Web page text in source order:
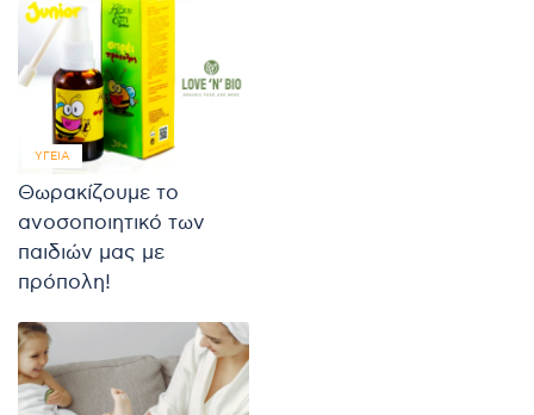
ΥΓΕΊΑ
Θωρακίζουμε το
ανοσοποιητικό των
παιδιών μας με
πρόπολη!